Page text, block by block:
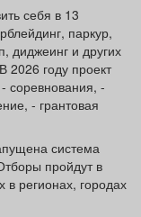
Погода
себя в 13
паркур,
диджеинг и других
2026 году проект
соревнования, -
- грантовая
система
пройдут в
регионах, городах